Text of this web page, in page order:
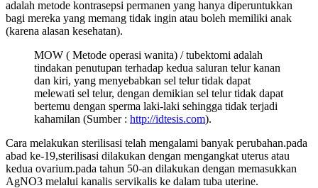
adalah metode kontrasepsi permanen yang hanya diperuntukkan
bagi mereka yang memang tidak ingin atau boleh memiliki anak
(karena alasan kesehatan).
MOW ( Metode operasi wanita) / tubektomi adalah
tindakan penutupan terhadap kedua saluran telur kanan
dan kiri, yang menyebabkan sel telur tidak dapat
melewati sel telur, dengan demikian sel telur tidak dapat
bertemu dengan sperma laki-laki sehingga tidak terjadi
kahamilan (Sumber : http://idtesis.com).
Cara melakukan sterilisasi telah mengalami banyak perubahan.pada
abad ke-19,sterilisasi dilakukan dengan mengangkat uterus atau
kedua ovarium.pada tahun 50-an dilakukan dengan memasukkan
AgNO3 melalui kanalis servikalis ke dalam tuba uterine.